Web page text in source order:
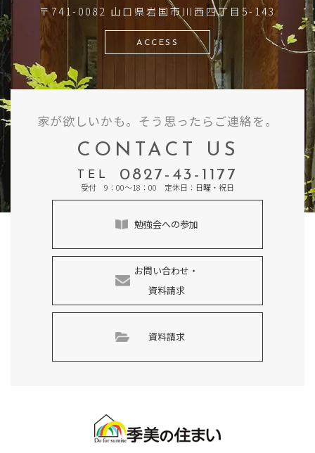
〒741-0082 山口県岩国市川西四丁目5-143
ACCESS
家が欲しいかも。そう思ったらご連絡を。
CONTACT US
TEL 0827-43-1177
受付 9：00～18：00 定休日：日曜・祝日
勉強会への参加
お問い合わせ・
資料請求
資料請求